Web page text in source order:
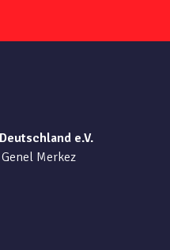
e.V.
Merkez